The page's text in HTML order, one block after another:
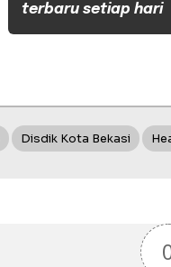
terbaru setiap hari
Disdik Kota Bekasi